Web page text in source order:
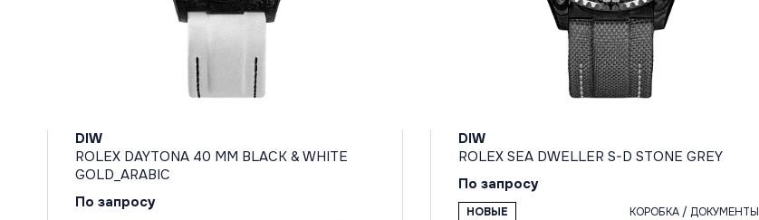
DIW
ROLEX DAYTONA 40 MM BLACK & WHITE
GOLD_ARABIC
По запросу
DIW
ROLEX SEA DWELLER S-D STONE GREY
По запросу
НОВЫЕ КОРОБКА / ДОКУМЕНТЫ